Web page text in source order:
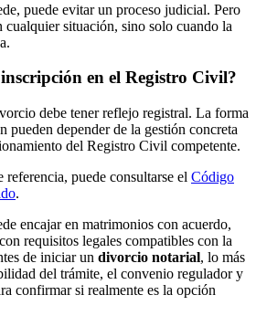
puede evitar un proceso judicial. Pero
cualquier situación, sino solo cuando la
en el Registro Civil?
debe tener reflejo registral. La forma
pueden depender de la gestión concreta
del Registro Civil competente.
referencia, puede consultarse el Código
.
encajar en matrimonios con acuerdo,
requisitos legales compatibles con la
de iniciar un divorcio notarial, lo más
del trámite, el convenio regulador y
confirmar si realmente es la opción